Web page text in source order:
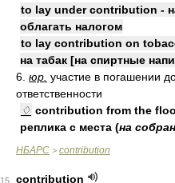
to lay under contribution -
облагать налогом
to lay contribution on
на табак [на спиртные
6. юр. участие в погашении
ответственности
♢ contribution from the
реплика с места (на
НБАРС > contribution
15
contribution